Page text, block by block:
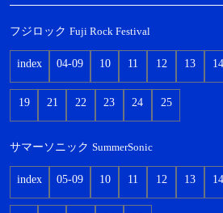
フジロック Fuji Rock Festival
index 04-09 10 11 12 13 14
19 21 22 23 24 25
サマーソニック SummerSonic
index 05-09 10 11 12 13 14